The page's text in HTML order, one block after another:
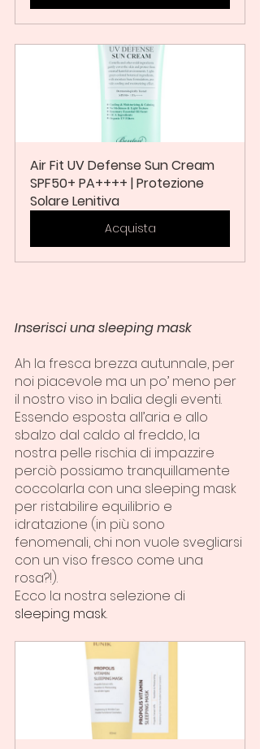
Air Fit UV Defense Sun Cream
SPF50+ PA++++ | Protezione
Solare Lenitiva
Acquista
Inserisci una sleeping mask
Ah la fresca brezza autunnale, per
noi piacevole ma un po’ meno per
il nostro viso in balia degli eventi.
Essendo esposta all’aria e allo
sbalzo dal caldo al freddo, la
nostra pelle rischia di impazzire
perciò possiamo tranquillamente
coccolarla con una sleeping mask
per ristabilire equilibrio e
idratazione (in più sono
fenomenali, chi non vuole svegliarsi
con un viso fresco come una
rosa?!).
Ecco la nostra selezione di
sleeping mask.